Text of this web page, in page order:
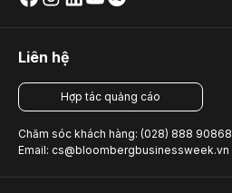
Liên hệ
Hợp tác quảng cáo
Chăm sóc khách hàng: (028) 888 90868
Email: cs@bloombergbusinessweek.vn